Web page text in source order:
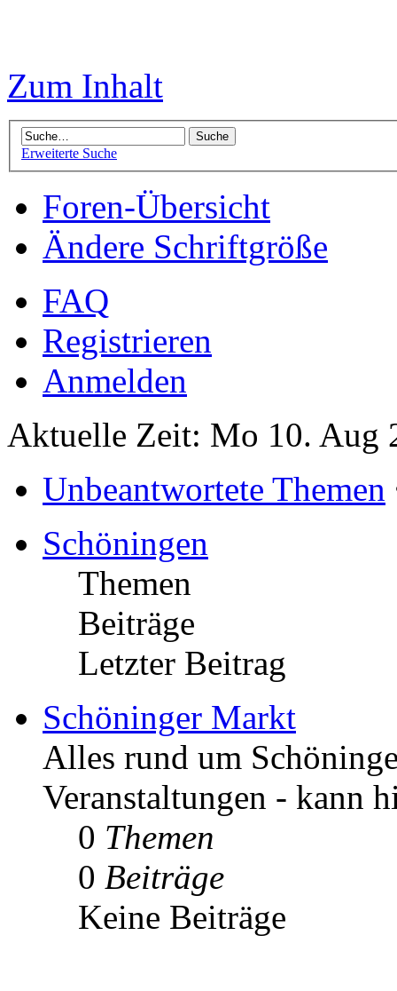
Zum Inhalt
Erweiterte Suche
Foren-Übersicht
Ändere Schriftgröße
FAQ
Registrieren
Anmelden
Aktuelle Zeit: Mo 10. Aug
Unbeantwortete Themen
Schöningen
Themen
Beiträge
Letzter Beitrag
Schöninger Markt
Alles rund um
Veranstaltungen - kann
0 Themen
0 Beiträge
Keine Beiträge